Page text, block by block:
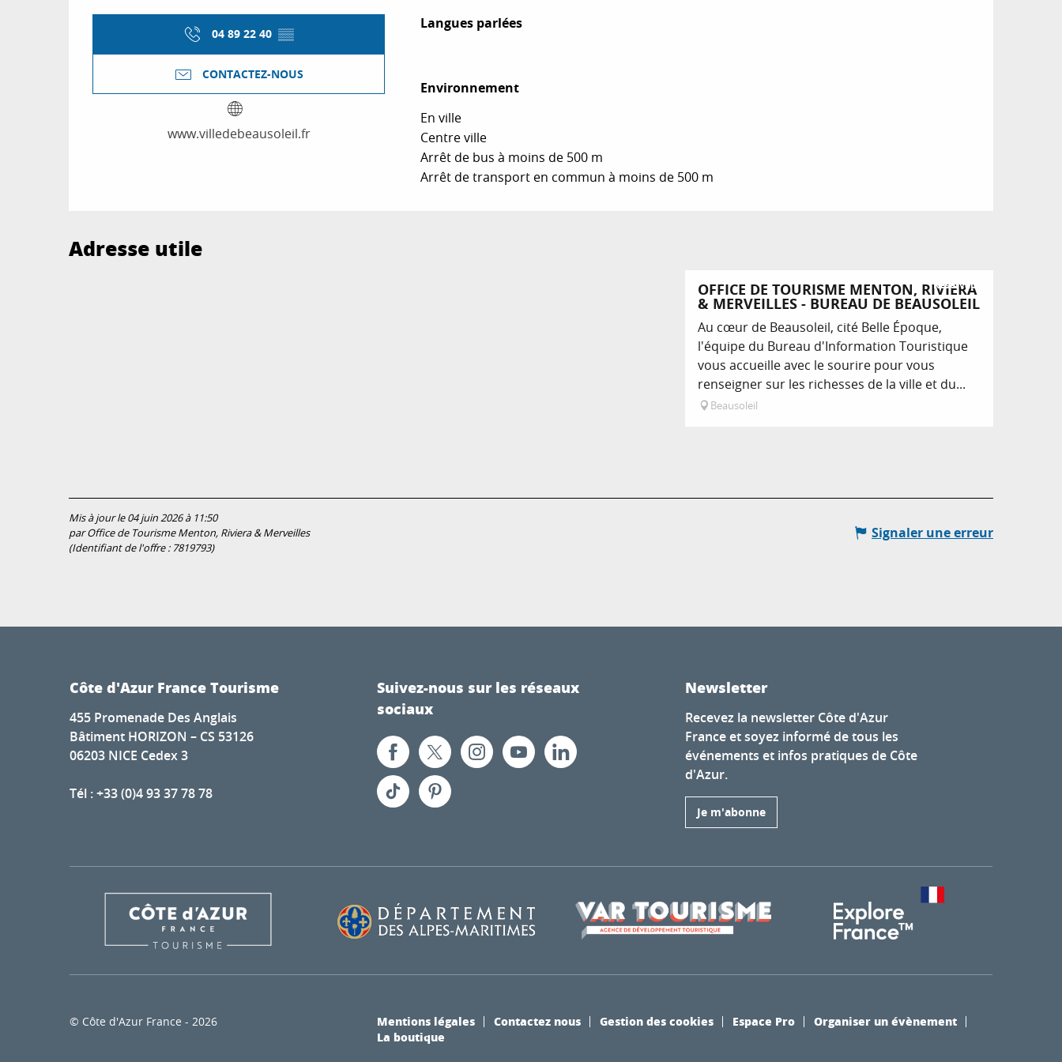
04 89 22 40 ▒▒
CONTACTEZ-NOUS
www.villedebeausoleil.fr
Langues parlées
Langues parlées
Environnement
Environnement
En ville
Centre ville
Arrêt de bus à moins de 500 m
Arrêt de transport en commun à moins de 500 m
Adresse utile
OFFICE DE TOURISME MENTON, RIVIERA
& MERVEILLES - BUREAU DE BEAUSOLEIL
Au cœur de Beausoleil, cité Belle Époque,
l'équipe du Bureau d'Information Touristique
vous accueille avec le sourire pour vous
renseigner sur les richesses de la ville et du...
Beausoleil
Réservable
Mis à jour le 04 juin 2026 à 11:50
par Office de Tourisme Menton, Riviera & Merveilles
(Identifiant de l'offre : 7819793)
Signaler une erreur
Côte d'Azur France Tourisme
455 Promenade Des Anglais
Bâtiment HORIZON – CS 53126
06203 NICE Cedex 3
Tél : +33 (0)4 93 37 78 78
Suivez-nous sur les réseaux
sociaux
Newsletter
Recevez la newsletter Côte d'Azur
France et soyez informé de tous les
événements et infos pratiques de Côte
d'Azur.
Je m'abonne
© Côte d'Azur France - 2026 Mentions légales Contactez nous Gestion des cookies Espace Pro
Organiser un évènement
La boutique